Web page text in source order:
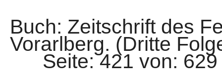
Buch: Zeitschrift des
Vorarlberg. (Dritte
Seite: 421 von: